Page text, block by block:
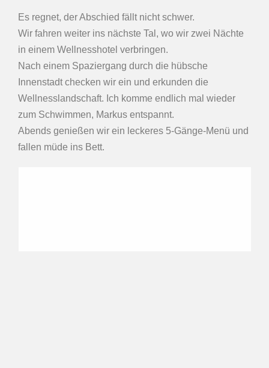
Es regnet, der Abschied fällt nicht schwer.
Wir fahren weiter ins nächste Tal, wo wir zwei Nächte
in einem Wellnesshotel verbringen.
Nach einem Spaziergang durch die hübsche
Innenstadt checken wir ein und erkunden die
Wellnesslandschaft. Ich komme endlich mal wieder
zum Schwimmen, Markus entspannt.
Abends genießen wir ein leckeres 5-Gänge-Menü und
fallen müde ins Bett.